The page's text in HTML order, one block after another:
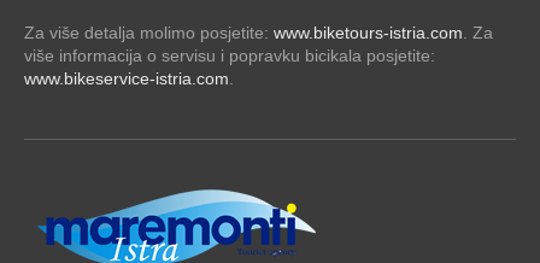
Za više detalja molimo posjetite: www.biketours-istria.com. Za
više informacija o servisu i popravku bicikala posjetite:
www.bikeservice-istria.com.